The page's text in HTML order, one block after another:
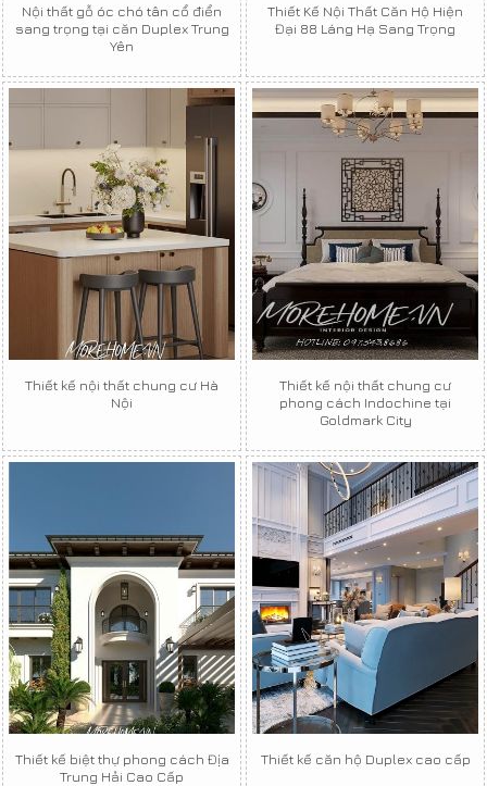
Nội thất gỗ óc chó tân cổ điển
sang trọng tại căn Duplex Trung
Yên
Thiết Kế Nội Thất Căn Hộ Hiện
Đại 88 Láng Hạ Sang Trọng
Thiết kế nội thất chung cư Hà
Nội
Thiết kế nội thất chung cư
phong cách Indochine tại
Goldmark City
Thiết kế biệt thự phong cách Địa
Trung Hải Cao Cấp
Thiết kế căn hộ Duplex cao cấp